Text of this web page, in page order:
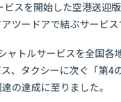
ビスを開始した空港送迎
ツードアで結ぶサービス
ャトルサービスを全国
、タクシーに次ぐ「第4
の達成に至りました。